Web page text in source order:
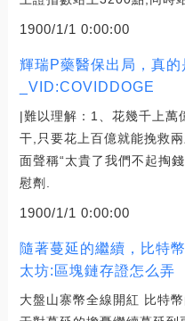
1900/1/1 0:00:00
輝瑞P藥醫保出局，真的
_VID:COVIDDOGE
|難以理解：1、花幾千上萬
干,只要花上百億就能挽救
面聲稱“太貴了我們不起掏
慰劑.
1900/1/1 0:00:00
隨著蔓延的繼續，比特
太坊:區塊鏈存證怎么弄
大盤山寨幣全線開紅 比特